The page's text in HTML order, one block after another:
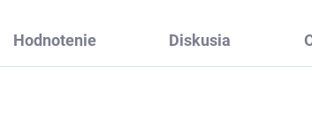
Hodnotenie Diskusia